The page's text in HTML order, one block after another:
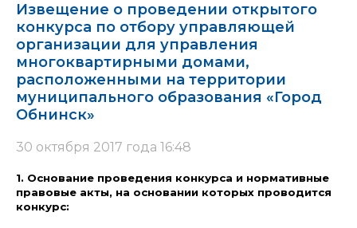
Извещение о проведении открытого
конкурса по отбору управляющей
организации для управления
многоквартирными домами,
расположенными на территории
муниципального образования «Город
Обнинск»
30 октября 2017 года 16:48
1. Основание проведения конкурса и нормативные
правовые акты, на основании которых проводится
конкурс: